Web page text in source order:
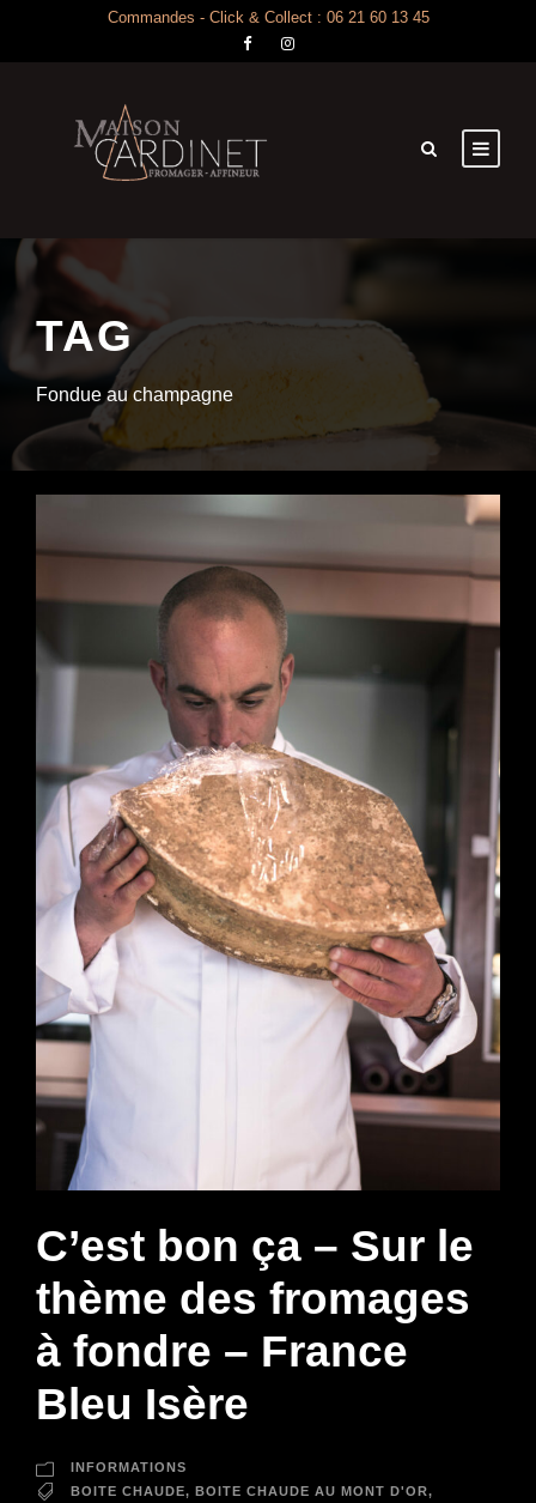
Commandes - Click & Collect : 06 21 60 13 45
TAG
Fondue au champagne
C’est bon ça – Sur le
thème des fromages
à fondre – France
Bleu Isère
INFORMATIONS
BOITE CHAUDE, BOITE CHAUDE AU MONT D'OR,